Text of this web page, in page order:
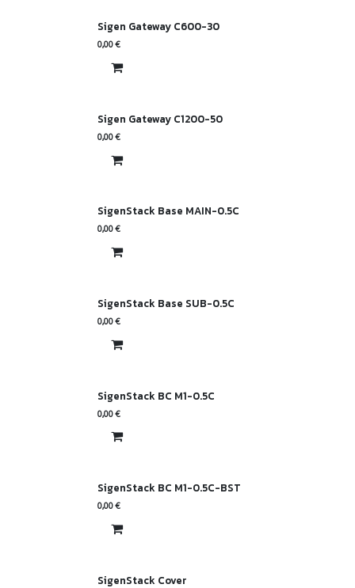
Sigen Gateway C600-30
0,00€
Sigen Gateway C1200-50
0,00€
SigenStack Base MAIN-0.5C
0,00€
SigenStack Base SUB-0.5C
0,00€
SigenStack BC M1-0.5C
0,00€
SigenStack BC M1-0.5C-BST
0,00€
SigenStack Cover